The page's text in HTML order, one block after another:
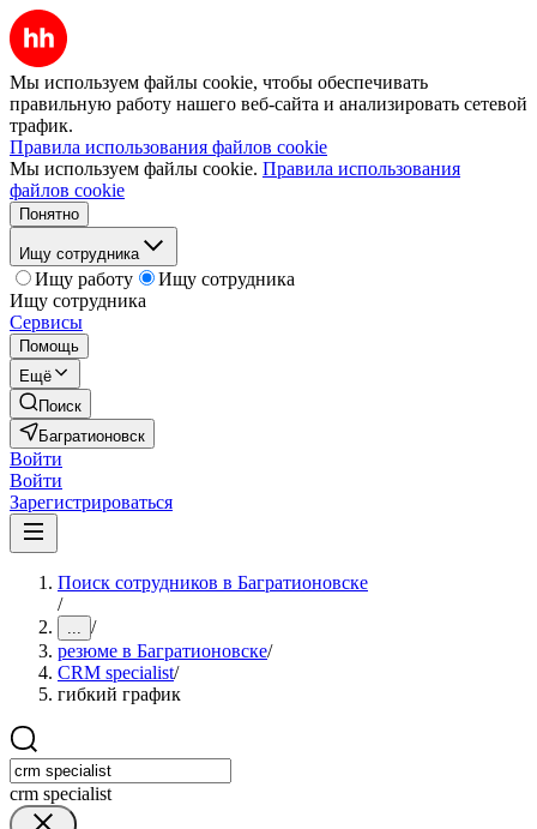
Мы используем файлы cookie, чтобы обеспечивать
правильную работу нашего веб-сайта и анализировать сетевой
трафик.
Правила использования файлов cookie
Мы используем файлы cookie. Правила использования
файлов cookie
Понятно
Ищу сотрудника
Ищу работу
Ищу сотрудника
Ищу сотрудника
Сервисы
Помощь
Ещё
Поиск
Багратионовск
Войти
Войти
Зарегистрироваться
Поиск сотрудников в Багратионовске
/
... /
резюме в Багратионовске/
CRM specialist/
гибкий график
crm specialist